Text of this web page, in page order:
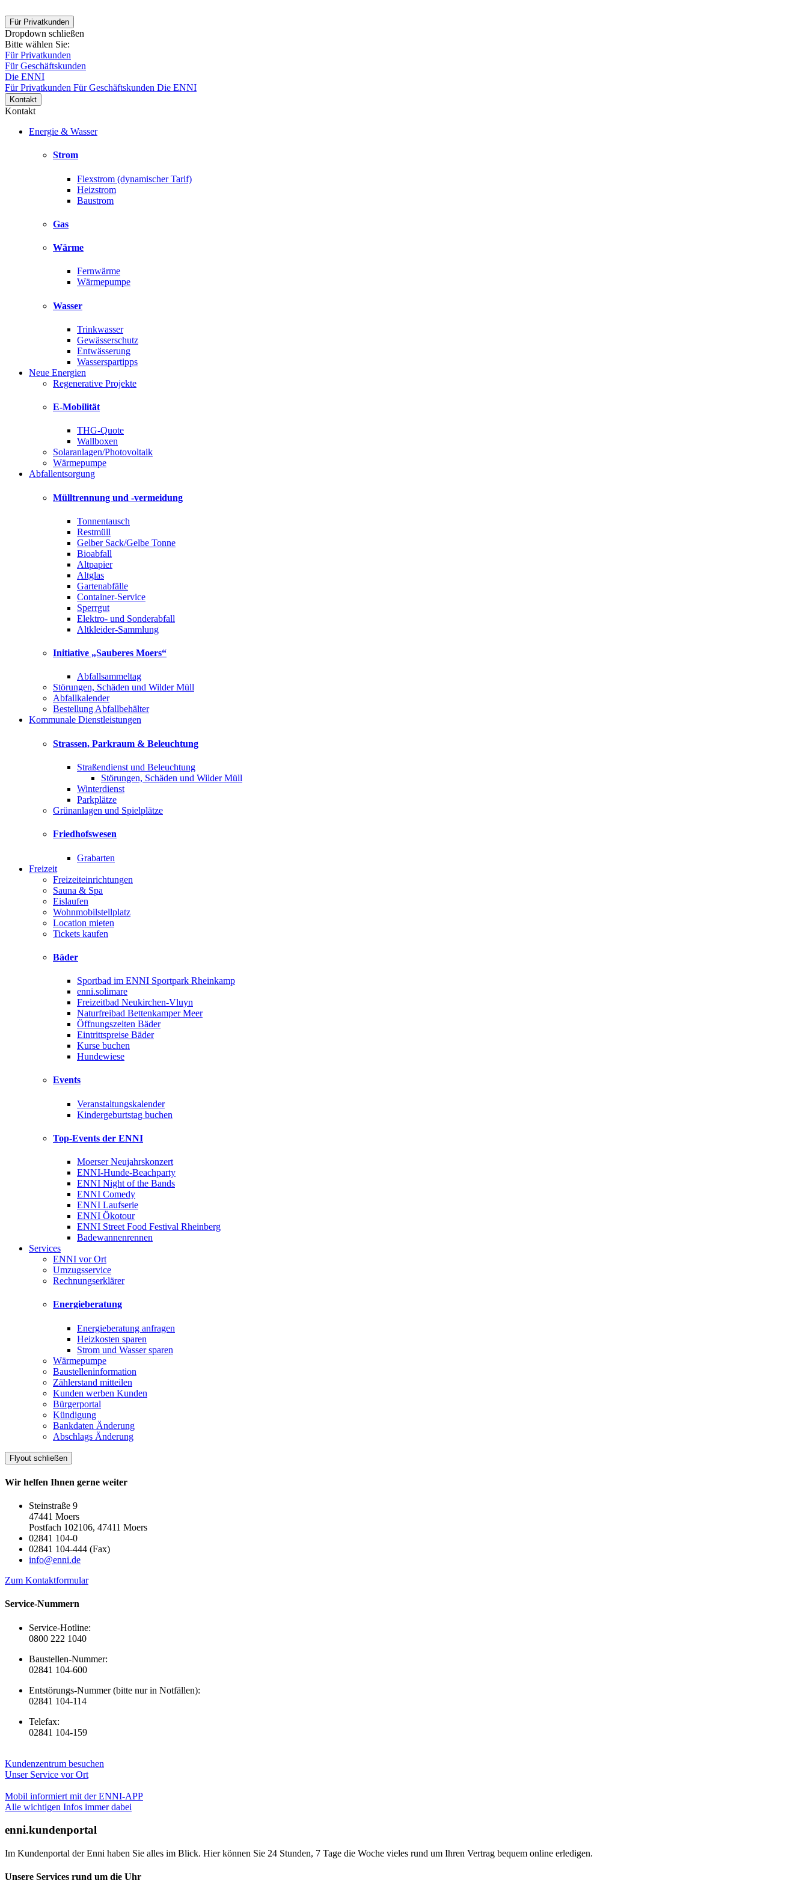
Für Privatkunden
Dropdown schließen
Bitte wählen Sie:
Für Privatkunden
Für Geschäftskunden
Die ENNI
Für Privatkunden Für Geschäftskunden Die ENNI
Kontakt
Kontakt
Energie & Wasser
Strom
Flexstrom (dynamischer Tarif)
Heizstrom
Baustrom
Gas
Wärme
Fernwärme
Wärmepumpe
Wasser
Trinkwasser
Gewässerschutz
Entwässerung
Wasserspartipps
Neue Energien
Regenerative Projekte
E-Mobilität
THG-Quote
Wallboxen
Solaranlagen/Photovoltaik
Wärmepumpe
Abfallentsorgung
Mülltrennung und -vermeidung
Tonnentausch
Restmüll
Gelber Sack/Gelbe Tonne
Bioabfall
Altpapier
Altglas
Gartenabfälle
Container-Service
Sperrgut
Elektro- und Sonderabfall
Altkleider-Sammlung
Initiative „Sauberes Moers“
Abfallsammeltag
Störungen, Schäden und Wilder Müll
Abfallkalender
Bestellung Abfallbehälter
Kommunale Dienstleistungen
Strassen, Parkraum & Beleuchtung
Straßendienst und Beleuchtung
Störungen, Schäden und Wilder Müll
Winterdienst
Parkplätze
Grünanlagen und Spielplätze
Friedhofswesen
Grabarten
Freizeit
Freizeiteinrichtungen
Sauna & Spa
Eislaufen
Wohnmobilstellplatz
Location mieten
Tickets kaufen
Bäder
Sportbad im ENNI Sportpark Rheinkamp
enni.solimare
Freizeitbad Neukirchen-Vluyn
Naturfreibad Bettenkamper Meer
Öffnungszeiten Bäder
Eintrittspreise Bäder
Kurse buchen
Hundewiese
Events
Veranstaltungskalender
Kindergeburtstag buchen
Top-Events der ENNI
Moerser Neujahrskonzert
ENNI-Hunde-Beachparty
ENNI Night of the Bands
ENNI Comedy
ENNI Laufserie
ENNI Ökotour
ENNI Street Food Festival Rheinberg
Badewannenrennen
Services
ENNI vor Ort
Umzugsservice
Rechnungserklärer
Energieberatung
Energieberatung anfragen
Heizkosten sparen
Strom und Wasser sparen
Wärmepumpe
Baustelleninformation
Zählerstand mitteilen
Kunden werben Kunden
Bürgerportal
Kündigung
Bankdaten Änderung
Abschlags Änderung
Flyout schließen
Wir helfen Ihnen gerne weiter
Steinstraße 9
47441 Moers
Postfach 102106, 47411 Moers
02841 104-0
02841 104-444 (Fax)
info@enni.de
Zum Kontaktformular
Service-Nummern
Service-Hotline:
0800 222 1040
Baustellen-Nummer:
02841 104-600
Entstörungs-Nummer (bitte nur in Notfällen):
02841 104-114
Telefax:
02841 104-159
Kundenzentrum besuchen
Unser Service vor Ort
Mobil informiert mit der ENNI-APP
Alle wichtigen Infos immer dabei
enni.kundenportal
Im Kundenportal der Enni haben Sie alles im Blick. Hier können Sie 24 Stunden, 7 Tage die Woche vieles rund um Ihren Vertrag bequem online erledigen.
Unsere Services rund um die Uhr